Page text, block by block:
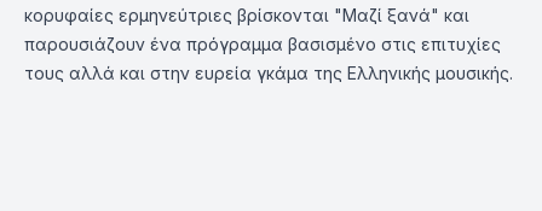
κορυφαίες ερμηνεύτριες βρίσκονται "Μαζί ξανά" και
παρουσιάζουν ένα πρόγραμμα βασισμένο στις επιτυχίες
τους αλλά και στην ευρεία γκάμα της Ελληνικής μουσικής.